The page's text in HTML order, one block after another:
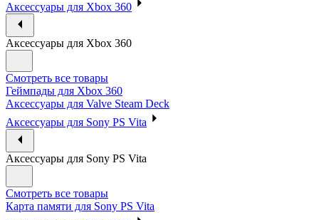
Аксессуары для Xbox 360
Аксессуары для Xbox 360
Смотреть все товары
Геймпады для Xbox 360
Аксессуары для Valve Steam Deck
Аксессуары для Sony PS Vita
Аксессуары для Sony PS Vita
Смотреть все товары
Карта памяти для Sony PS Vita